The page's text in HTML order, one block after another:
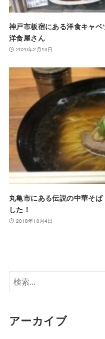
神戸市板宿にある洋食キャ
洋食屋さん
2020年2月10日
丸亀市にある伝説の中華そ
した！
2018年10月4日
アーカイブ